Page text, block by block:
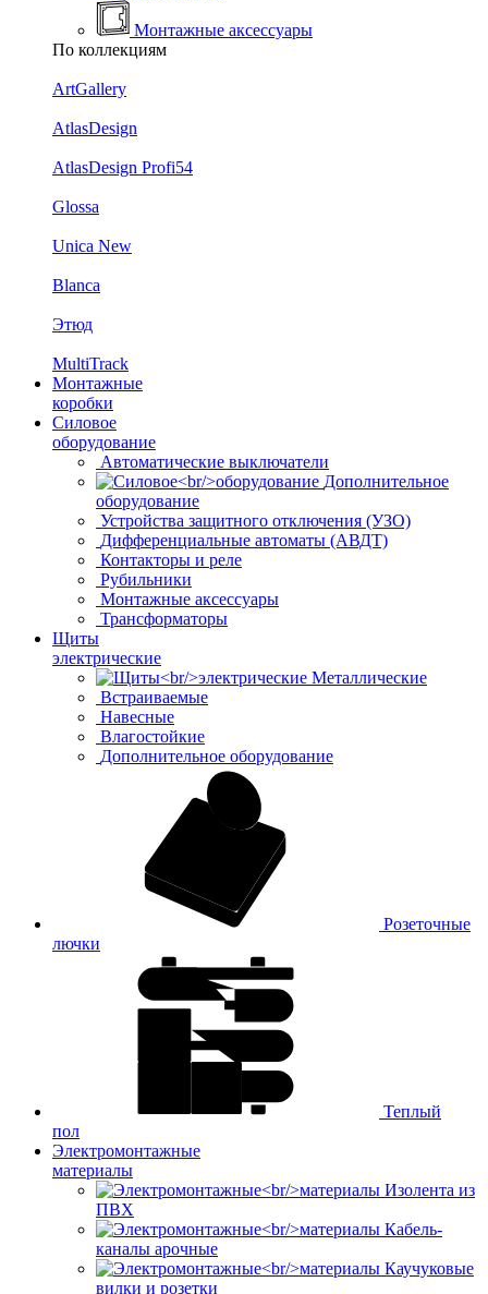
Монтажные аксессуары
По коллекциям
ArtGallery
AtlasDesign
AtlasDesign Profi54
Glossa
Unica New
Blanca
Этюд
MultiTrack
Монтажные
коробки
Силовое
оборудование
Автоматические выключатели
Дополнительное
оборудование
Устройства защитного отключения (УЗО)
Дифференциальные автоматы (АВДТ)
Контакторы и реле
Рубильники
Монтажные аксессуары
Трансформаторы
Щиты
электрические
Металлические
Встраиваемые
Навесные
Влагостойкие
Дополнительное оборудование
Розеточные
лючки
Теплый
пол
Электромонтажные
материалы
Изолента из
ПВХ
Кабель-
каналы арочные
Каучуковые
вилки и розетки